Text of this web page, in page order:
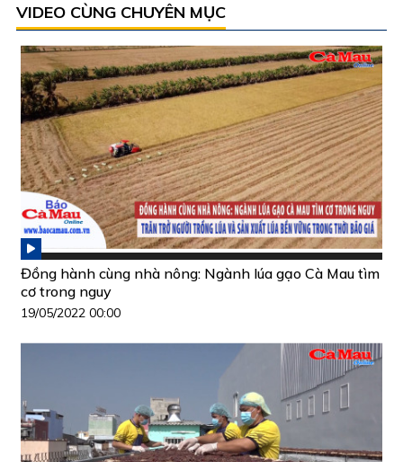
VIDEO CÙNG CHUYÊN MỤC
Đồng hành cùng nhà nông: Ngành lúa gạo Cà Mau tìm
cơ trong nguy
19/05/2022 00:00